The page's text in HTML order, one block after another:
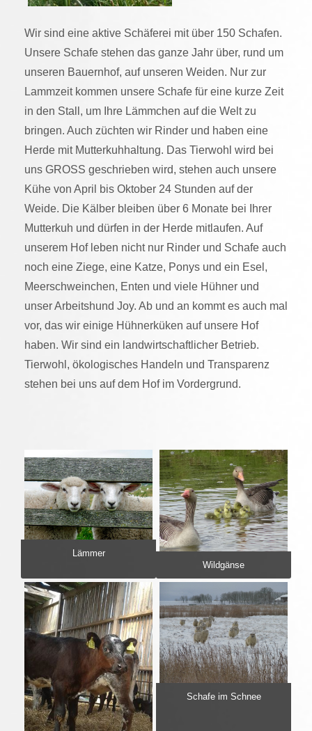
Wir sind eine aktive Schäferei mit über 150 Schafen.
Unsere Schafe stehen das ganze Jahr über, rund um
unseren Bauernhof, auf unseren Weiden. Nur zur
Lammzeit kommen unsere Schafe für eine kurze Zeit
in den Stall, um Ihre Lämmchen auf die Welt zu
bringen. Auch züchten wir Rinder und haben eine
Herde mit Mutterkuhhaltung. Das Tierwohl wird bei
uns GROSS geschrieben wird, stehen auch unsere
Kühe von April bis Oktober 24 Stunden auf der
Weide. Die Kälber bleiben über 6 Monate bei Ihrer
Mutterkuh und dürfen in der Herde mitlaufen. Auf
unserem Hof leben nicht nur Rinder und Schafe auch
noch eine Ziege, eine Katze, Ponys und ein Esel,
Meerschweinchen, Enten und viele Hühner und
unser Arbeitshund Joy. Ab und an kommt es auch mal
vor, das wir einige Hühnerküken auf unsere Hof
haben. Wir sind ein landwirtschaftlicher Betrieb.
Tierwohl, ökologisches Handeln und Transparenz
stehen bei uns auf dem Hof im Vordergrund.
Lämmer
Wildgänse
Schafe im Schnee